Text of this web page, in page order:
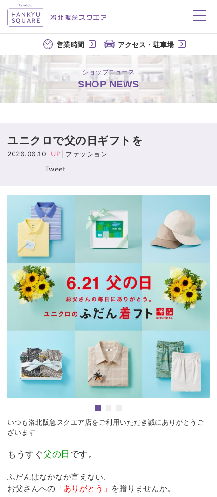
洛北阪急スクエア
営業時間 アクセス・駐車場
ショップニュース
SHOP NEWS
ユニクロで父の日ギフトを
2026.06.10 UP
ファッション
Tweet
いつも洛北阪急スクエア店をご利用いただき誠にありがとうご
ざいます
もうすぐ父の日 です。
ふだんはなかなか言えない、
お父さんへの 「ありがとう」 を贈りませんか。